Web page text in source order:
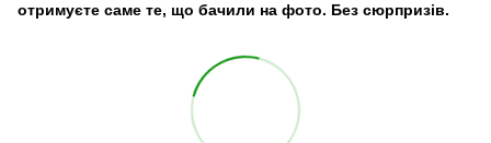
отримуєте саме те, що бачили на фото. Без сюрпризів.